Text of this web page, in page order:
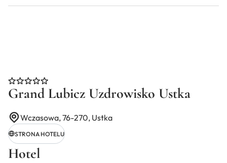
Grand Lubicz Uzdrowisko Ustka
Wczasowa, 76-270, Ustka
STRONA HOTELU
Hotel